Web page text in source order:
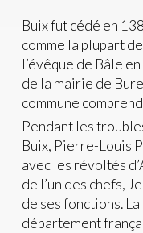
Buix fut cédé en
comme la plupart
l’évêque de Bâle
de la mairie de
commune
Pendant les
Buix, Pierre-Louis
avec les révoltés
de l’un des chefs,
de ses fonctions.
département